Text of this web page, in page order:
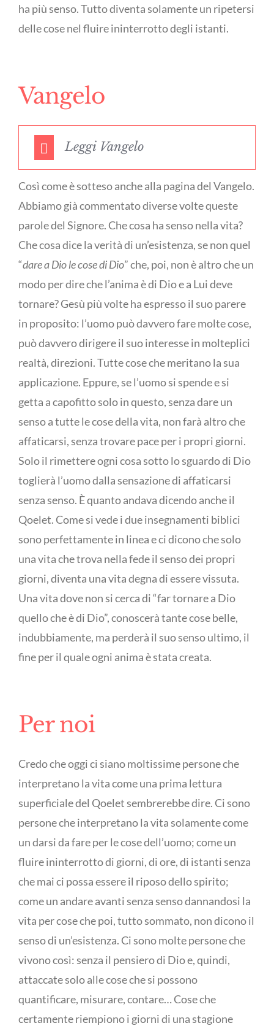
ha più senso. Tutto diventa solamente un ripetersi
delle cose nel fluire ininterrotto degli istanti.
Vangelo
Leggi Vangelo
Così come è sotteso anche alla pagina del Vangelo.
Abbiamo già commentato diverse volte queste
parole del Signore. Che cosa ha senso nella vita?
Che cosa dice la verità di un’esistenza, se non quel
“dare a Dio le cose di Dio” che, poi, non è altro che un
modo per dire che l’anima è di Dio e a Lui deve
tornare? Gesù più volte ha espresso il suo parere
in proposito: l’uomo può davvero fare molte cose,
può davvero dirigere il suo interesse in molteplici
realtà, direzioni. Tutte cose che meritano la sua
applicazione. Eppure, se l’uomo si spende e si
getta a capofitto solo in questo, senza dare un
senso a tutte le cose della vita, non farà altro che
affaticarsi, senza trovare pace per i propri giorni.
Solo il rimettere ogni cosa sotto lo sguardo di Dio
toglierà l’uomo dalla sensazione di affaticarsi
senza senso. È quanto andava dicendo anche il
Qoelet. Come si vede i due insegnamenti biblici
sono perfettamente in linea e ci dicono che solo
una vita che trova nella fede il senso dei propri
giorni, diventa una vita degna di essere vissuta.
Una vita dove non si cerca di “far tornare a Dio
quello che è di Dio”, conoscerà tante cose belle,
indubbiamente, ma perderà il suo senso ultimo, il
fine per il quale ogni anima è stata creata.
Per noi
Credo che oggi ci siano moltissime persone che
interpretano la vita come una prima lettura
superficiale del Qoelet sembrerebbe dire. Ci sono
persone che interpretano la vita solamente come
un darsi da fare per le cose dell’uomo; come un
fluire ininterrotto di giorni, di ore, di istanti senza
che mai ci possa essere il riposo dello spirito;
come un andare avanti senza senso dannandosi la
vita per cose che poi, tutto sommato, non dicono il
senso di un’esistenza. Ci sono molte persone che
vivono così: senza il pensiero di Dio e, quindi,
attaccate solo alle cose che si possono
quantificare, misurare, contare… Cose che
certamente riempiono i giorni di una stagione